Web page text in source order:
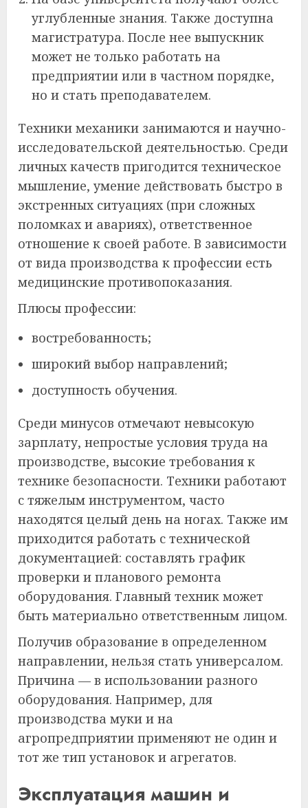
углубленные знания. Также доступна
магистратура. После нее выпускник
может не только работать на
предприятии или в частном порядке,
но и стать преподавателем.
Техники механики занимаются и научно-
исследовательской деятельностью. Среди
личных качеств пригодится техническое
мышление, умение действовать быстро в
экстренных ситуациях (при сложных
поломках и авариях), ответственное
отношение к своей работе. В зависимости
от вида производства к профессии есть
медицинские противопоказания.
Плюсы профессии:
востребованность;
широкий выбор направлений;
доступность обучения.
Среди минусов отмечают невысокую
зарплату, непростые условия труда на
производстве, высокие требования к
технике безопасности. Техники работают
с тяжелым инструментом, часто
находятся целый день на ногах. Также им
приходится работать с технической
документацией: составлять график
проверки и планового ремонта
оборудования. Главный техник может
быть материально ответственным лицом.
Получив образование в определенном
направлении, нельзя стать универсалом.
Причина — в использовании разного
оборудования. Например, для
производства муки и на
агропредприятии применяют не один и
тот же тип установок и агрегатов.
Эксплуатация машин и